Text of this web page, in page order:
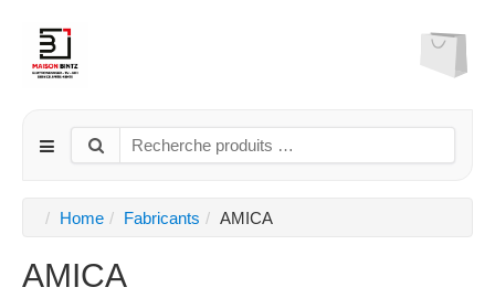
Home Fabricants AMICA
AMICA